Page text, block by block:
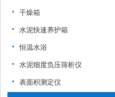
干燥箱
水泥快速养护箱
恒温水浴
水泥细度负压筛析仪
表面积测定仪